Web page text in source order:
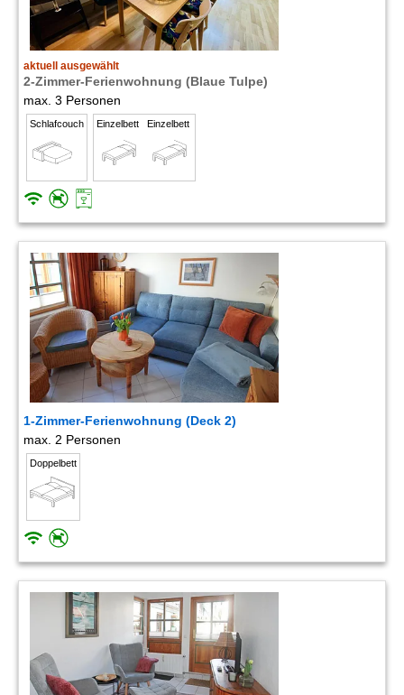
aktuell ausgewählt
2-Zimmer-Ferienwohnung (Blaue Tulpe)
max. 3 Personen
Schlafcouch Einzelbett Einzelbett
1-Zimmer-Ferienwohnung (Deck 2)
max. 2 Personen
Doppelbett